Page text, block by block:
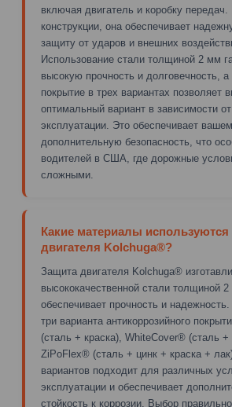
включая двигатель и коробку
конструкции, она обеспечивает
защиту от ударов и внешних
Использование стали толщиной 2 мм
высокую прочность и долговечность, а
покрытие в трех вариантах позволяет
оптимальный вариант в зависимости
эксплуатации. Это обеспечивает
дополнительную безопасность, что
водителей в США, где дорожные
сложными.
Какие материалы используются
двигателя Kolchuga®?
Защита двигателя Kolchuga®
высококачественной стали толщиной
обеспечивает прочность и
три варианта антикоррозийного
(сталь + краска), WhiteCover® (сталь +
ZiPoFlex® (сталь + цинк + краска +
вариантов подходит для различных
эксплуатации и обеспечивает
стойкость к коррозии. Выбор